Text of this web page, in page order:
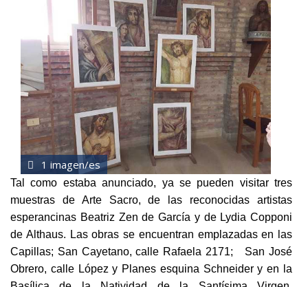
1 imagen/es
Tal como estaba anunciado, ya se pueden visitar tres
muestras de Arte Sacro, de las reconocidas artistas
esperancinas Beatriz Zen de García y de Lydia Copponi
de Althaus. Las obras se encuentran emplazadas en las
Capillas; San Cayetano, calle Rafaela 2171; San José
Obrero, calle López y Planes esquina Schneider y en la